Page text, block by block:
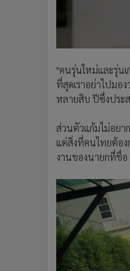
"คนรุ่นใหม่และรุ่น
ที่สุดเราอย่าไปมอ
หลายสิบ ปีซึ่งประ
ส่วนตัวแก้มไม่อยา
แต่สิ่งที่คนไทยต้อ
งานของนายกที่ชื่อ